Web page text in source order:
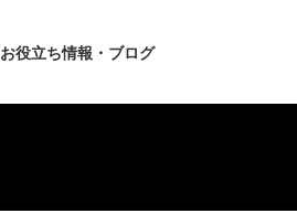
お役立ち情報・ブログ